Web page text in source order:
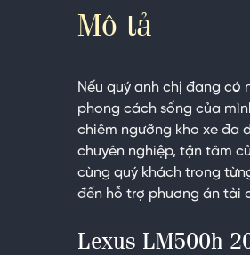
Mô tả
Nếu quý anh chị đang có
phong cách sống của
chiêm ngưỡng kho xe đa
chuyên nghiệp, tận tâm
cùng quý khách trong
đến hỗ trợ phương án tài
Lexus LM500h